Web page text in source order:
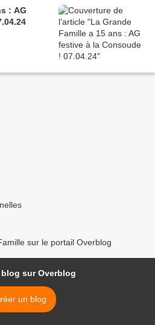
: AG
sur le portail Overblog
blog sur Overblog
un blog